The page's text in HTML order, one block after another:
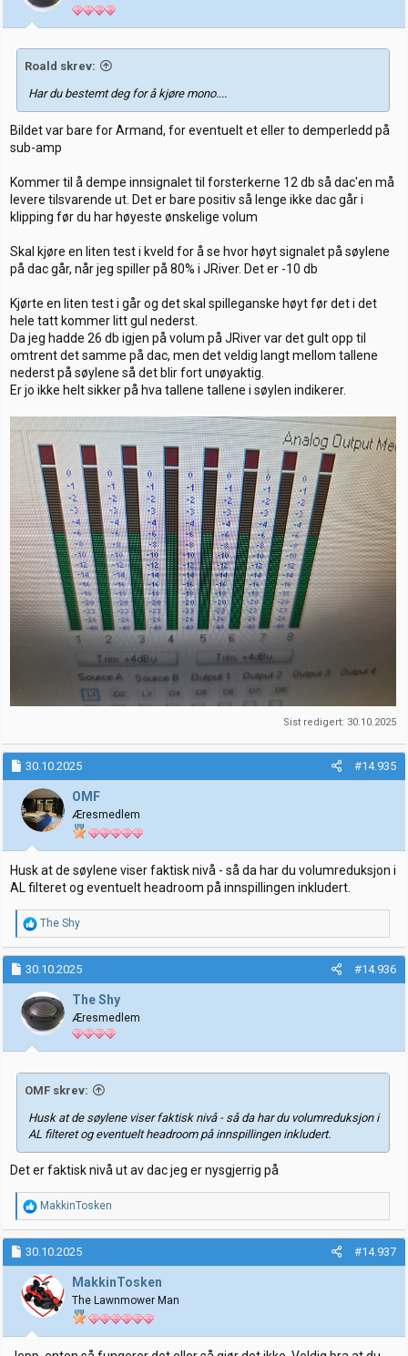
e
r
Roald skrev:
Har du bestemt deg for å kjøre mono....
Bildet var bare for Armand, for eventuelt et eller to demperledd på
sub-amp
Kommer til å dempe innsignalet til forsterkerne 12 db så dac'en må
levere tilsvarende ut. Det er bare positiv så lenge ikke dac går i
klipping før du har høyeste ønskelige volum
Skal kjøre en liten test i kveld for å se hvor høyt signalet på søylene
på dac går, når jeg spiller på 80% i JRiver. Det er -10 db
Kjørte en liten test i går og det skal spilleganske høyt før det i det
hele tatt kommer litt gul nederst.
Da jeg hadde 26 db igjen på volum på JRiver var det gult opp til
omtrent det samme på dac, men det veldig langt mellom tallene
nederst på søylene så det blir fort unøyaktig.
Er jo ikke helt sikker på hva tallene tallene i søylen indikerer.
Sist redigert: 30.10.2025
30.10.2025 #14.935
OMF
Æresmedlem
Husk at de søylene viser faktisk nivå - så da har du volumreduksjon i
AL filteret og eventuelt headroom på innspillingen inkludert.
R
e
a
k
s
j
o
n
e
r
The Shy
30.10.2025 #14.936
The Shy
Æresmedlem
OMF skrev:
Husk at de søylene viser faktisk nivå - så da har du volumreduksjon i
AL filteret og eventuelt headroom på innspillingen inkludert.
Det er faktisk nivå ut av dac jeg er nysgjerrig på
R
e
a
k
s
j
o
n
e
r
MakkinTosken
30.10.2025 #14.937
MakkinTosken
The Lawnmower Man